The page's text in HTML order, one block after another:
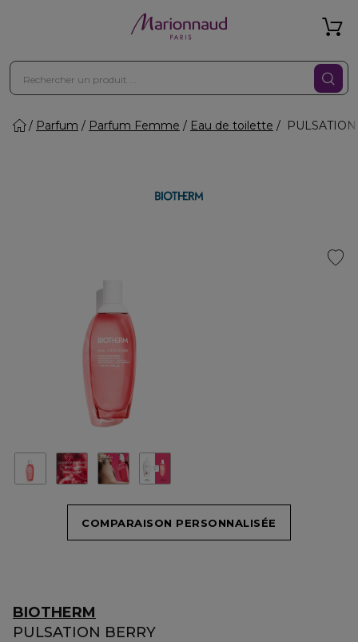
Parfum Parfum Femme Eau de toilette
COMPARAISON PERSONNALISÉE
BIOTHERM
PULSATION BERRY